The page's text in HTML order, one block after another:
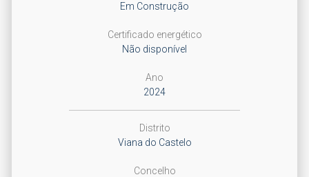
Em Construção
Certificado energético
Não disponível
Ano
2024
Distrito
Viana do Castelo
Concelho